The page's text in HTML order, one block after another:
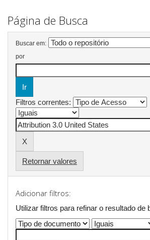
Página de Busca
Buscar em:
por
Filtros correntes:
Retornar valores
Adicionar filtros:
Utilizar filtros para refinar o resultado de